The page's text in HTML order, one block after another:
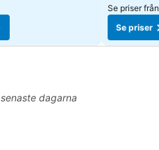
Se priser från
Se priser
dagarna